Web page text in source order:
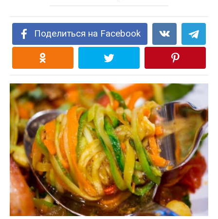
Поделиться на Facebook